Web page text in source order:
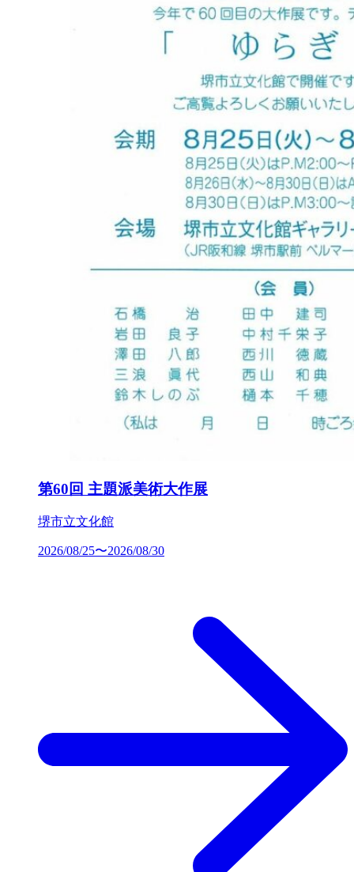
第60回 主題派美術大作展
堺市立文化館
2026/08/25〜2026/08/30